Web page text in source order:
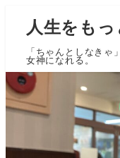
人生をも
「ちゃんとしなきゃ
女神になれる。